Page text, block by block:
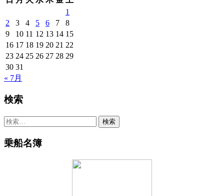
1
2
3 4 5 6 7
8
9
10 11 12 13 14 15
16 17 18 19 20 21 22
23 24 25 26 27 28 29
30 31
« 7月
検索
検
乗船名簿